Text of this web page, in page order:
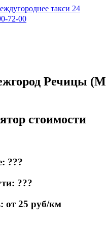
72-00
Речицы
стоимости
???
???
от 25 руб/км